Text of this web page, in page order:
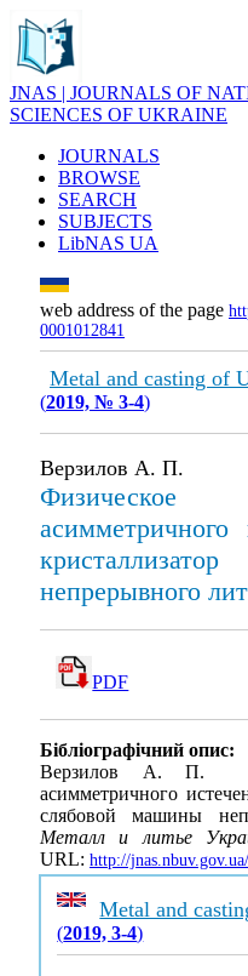
JNAS | JOURNALS OF
SCIENCES OF UKRAINE
JOURNALS
BROWSE
SEARCH
SUBJECTS
LibNAS UA
web address of the page
0001012841
Metal and casting of
(2019, № 3-4)
Верзилов А. П.
Физическое
непрерывного
PDF
Бібліографічний опис:
Верзилов А. П.
асимметричного
слябовой машины
Металл и литье
URL: http://
Metal and
(2019, 3-4)